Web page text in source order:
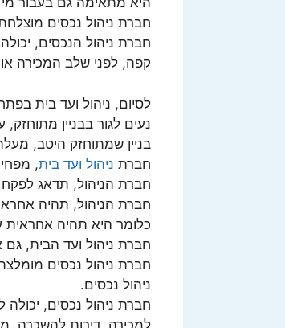
חברת ניהול נכסים
חברת ניהול הנכסים,
קפה, לפני שלב המכירה
לסיום, ניהול ועד בית
נעים לגור בבניין
בניין שמתוחזק היטב,
חברת ניהול ועד בית,
חברת הניהול, תדאג לפקח
חברת הניהול, תהיה
כלומר היא תהיה
חברת ניהול ועד הבית,
חברת ניהול נכסים
ניהול נכסים.
חברת ניהול נכסים,
למכירה, דירות להשכרה,